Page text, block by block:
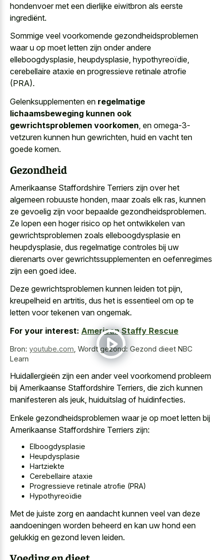
hondenvoer met een dierlijke eiwitbron als eerste
ingrediënt.
Sommige veel voorkomende gezondheidsproblemen
waar u op moet letten zijn onder andere
elleboogdysplasie, heupdysplasie, hypothyreoïdie,
cerebellaire ataxie en progressieve retinale atrofie
(PRA).
Gelenksupplementen en regelmatige
lichaamsbeweging kunnen ook
gewrichtsproblemen voorkomen , en omega-3-
vetzuren kunnen hun gewrichten, huid en vacht ten
goede komen.
Gezondheid
Amerikaanse Staffordshire Terriers zijn over het
algemeen robuuste honden, maar zoals elk ras, kunnen
ze gevoelig zijn voor bepaalde gezondheidsproblemen.
Ze lopen een hoger risico op het ontwikkelen van
gewrichtsproblemen zoals elleboogdysplasie en
heupdysplasie, dus regelmatige controles bij uw
dierenarts over gewrichtssupplementen en oefenregimes
zijn een goed idee.
Deze gewrichtsproblemen kunnen leiden tot pijn,
kreupelheid en artritis, dus het is essentieel om op te
letten voor tekenen van ongemak.
For your interest: American Staffy Rescue
Bron: youtube.com Wordt gezond: Gezond dieet NBC
Learn
Huidallergieën zijn een ander veel voorkomend probleem
bij Amerikaanse Staffordshire Terriers, die zich kunnen
manifesteren als jeuk, huiduitslag of huidinfecties.
Enkele gezondheidsproblemen waar je op moet letten bij
Amerikaanse Staffordshire Terriers zijn:
Elboogdysplasie
Heupdysplasie
Hartziekte
Cerebellaire ataxie
Progressieve retinale atrofie (PRA)
Hypothyreoïdie
Met de juiste zorg en aandacht kunnen veel van deze
aandoeningen worden beheerd en kan uw hond een
gelukkig en gezond leven leiden.